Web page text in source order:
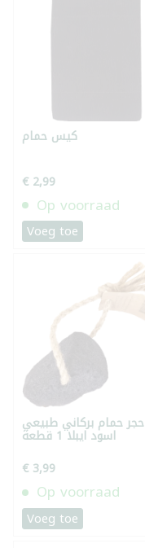
كيس حمام
€ 2,99
Op voorraad
Voeg toe
حجر حمام بركاني طبيعي
اسود ايبلا 1 قطعة
€ 3,99
Op voorraad
Voeg toe